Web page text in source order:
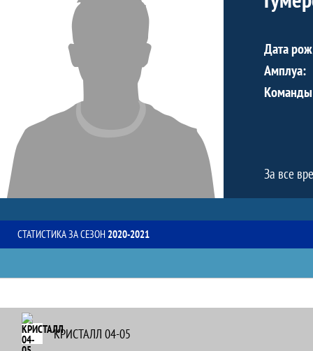
Дата
Амплуа:
За все
СТАТИСТИКА ЗА СЕЗОН 2020-2021
КРИСТАЛЛ 04-05